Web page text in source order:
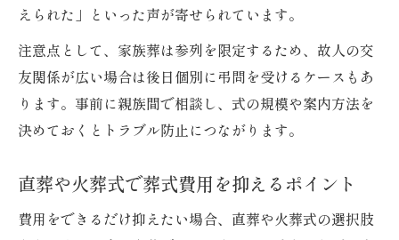
えられた」といった声が寄せられています。
注意点として、家族葬は参列を限定するため、故人の交
友関係が広い場合は後日個別に弔問を受けるケースもあ
ります。事前に親族間で相談し、式の規模や案内方法を
決めておくとトラブル防止につながります。
直葬や火葬式で葬式費用を抑えるポイント
費用をできるだけ抑えたい場合、直葬や火葬式の選択肢